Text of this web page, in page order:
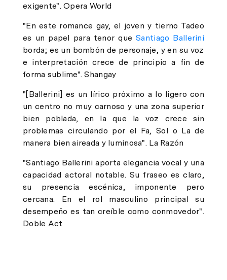
exigente".Opera World
"En este romance gay, el joven y tierno Tadeo
es un papel para tenor queSantiago Ballerini
borda; es un bombón de personaje, y en su voz
e interpretación crece de principio a fin de
forma sublime".Shangay
"[Ballerini] es un lírico próximo a lo ligero con
un centro no muy carnoso y una zona superior
bien poblada, en la que la voz crece sin
problemas circulando por el Fa, Sol o La de
manera bien aireada y luminosa". La Razón
"Santiago Ballerini aporta elegancia vocal y una
capacidad actoral notable. Su fraseo es claro,
su presencia escénica, imponente pero
cercana. En el rol masculino principal su
desempeño es tan creíble como conmovedor".
Doble Act